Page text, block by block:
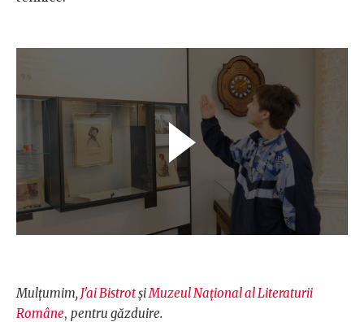
Mulțumim, J'ai BistrotșiMuzeul Național al Literaturii
Române, pentru găzduire.